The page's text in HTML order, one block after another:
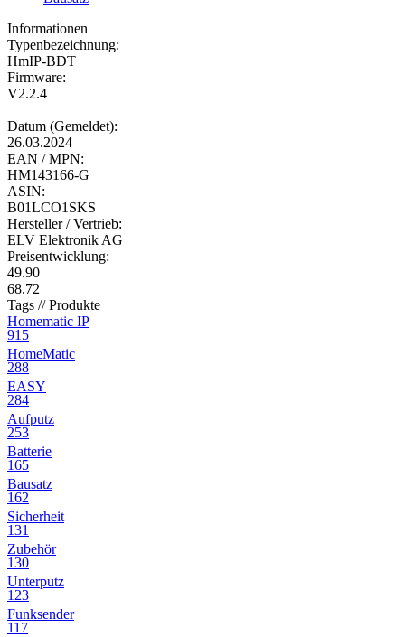
Informationen
Typenbezeichnung:
HmIP-BDT
Firmware:
V2.2.4
Datum (Gemeldet):
26.03.2024
EAN / MPN:
HM143166-G
ASIN:
B01LCO1SKS
Hersteller / Vertrieb:
ELV Elektronik AG
Preisentwicklung:
49.90
68.72
Tags // Produkte
Homematic IP
915
HomeMatic
288
EASY
284
Aufputz
253
Batterie
165
Bausatz
162
Sicherheit
131
Zubehör
130
Unterputz
123
Funksender
117